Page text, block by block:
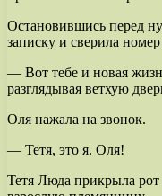
Остановившись перед
записку и сверила
— Вот тебе и новая
разглядывая ветхую
Оля нажала на звонок.
— Тетя, это я. Оля!
Тетя Люда прикрыла